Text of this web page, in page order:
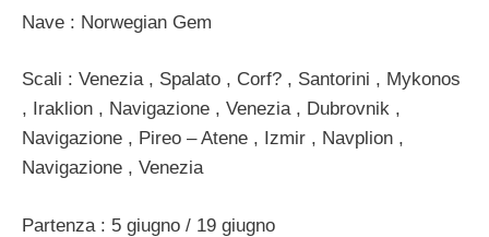
Nave : Norwegian Gem
Scali : Venezia , Spalato , Corf? , Santorini , Mykonos
, Iraklion , Navigazione , Venezia , Dubrovnik ,
Navigazione , Pireo – Atene , Izmir , Navplion ,
Navigazione , Venezia
Partenza : 5 giugno / 19 giugno